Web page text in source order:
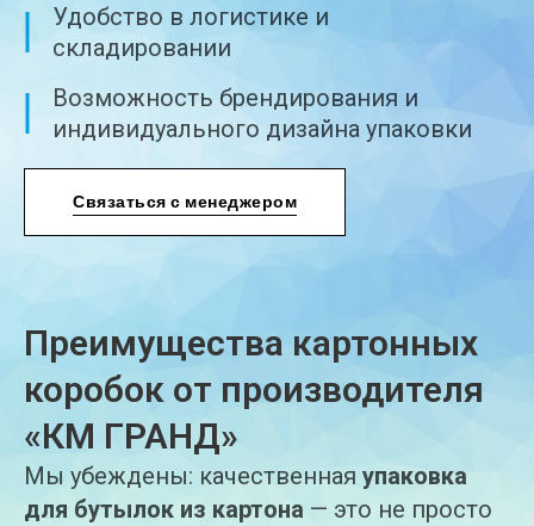
Удобство в логистике и
складировании
Возможность брендирования и
индивидуального дизайна упаковки
Связаться с менеджером
Преимущества картонных
коробок от производителя
«КМ ГРАНД»
Мы убеждены: качественная упаковка
для бутылок из картона — это не просто